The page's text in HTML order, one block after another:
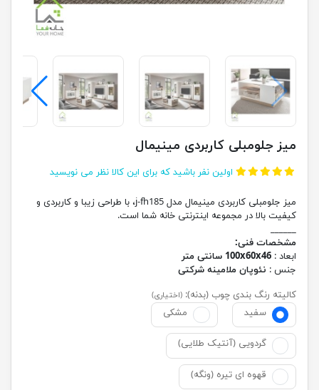
میز جلومبلی کاربردی مینیمال
اولین نفر باشید که برای این کالا نظر می نویسید
میز جلومبلی کاربردی مینیمال مدل j-fh185، با طراحی زیبا و کاربردی و
کیفیت بالا در مجموعه اینترنتی خانه شما است.
______
مشخصات فنی:
ابعاد : 100x60x46 سانتی متر
جنس : نئوپان ملامینه شرکتی
کالیته رنگ بندی چوب (بدنه): (اختیاری)
سفید مشکی
گردویی (آنتیک طلایی)
قهوه ای تیره (ونگه)